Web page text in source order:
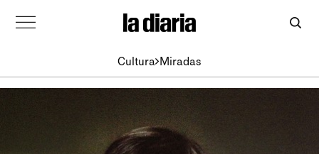
Cultura Miradas